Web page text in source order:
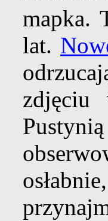
mapka.
lat.
zdjęciu